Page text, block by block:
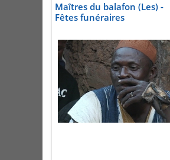
Maîtres du balafon (Les) -
Fêtes funéraires